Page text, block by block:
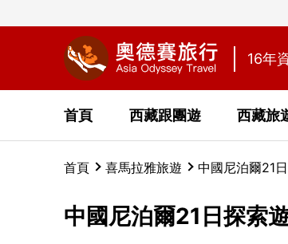
16年
首頁 西藏跟團遊 西藏旅
首頁 喜馬拉雅旅遊 中國尼泊爾21
中國尼泊爾21日探索